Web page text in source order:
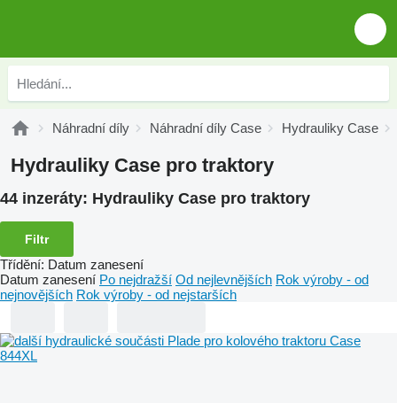
Náhradní díly Náhradní díly Case Hydrauliky Case
Hydrauliky Case pro traktory
44 inzeráty: Hydrauliky Case pro traktory
Filtr
Třídění: Datum zanesení
Datum zanesení Po nejdražší Od nejlevnějších Rok výroby - od
nejnovějších Rok výroby - od nejstarších